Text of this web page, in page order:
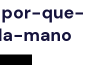
que-
mano